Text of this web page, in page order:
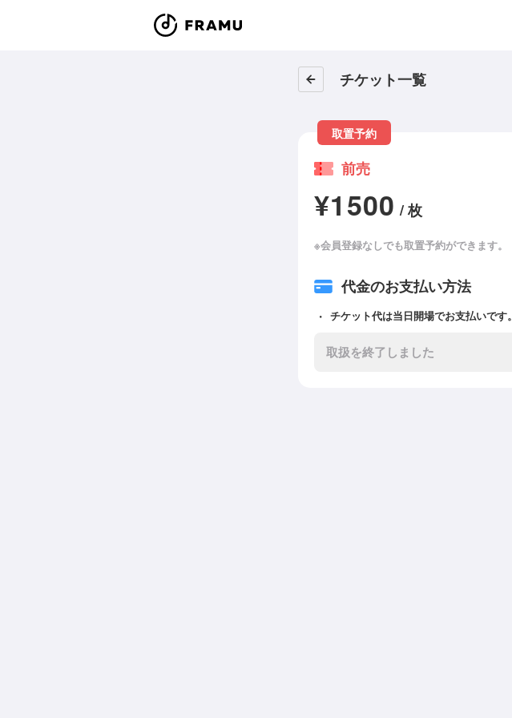
チケット一覧
取置予約
前売
¥1500 / 枚
※会員登録なしでも取置予約ができます。
代金のお支払い方法
チケット代は当日開場でお支払いです。
取扱を終了しました